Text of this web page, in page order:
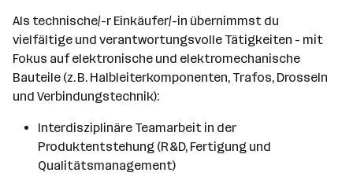
Als technische/-r Einkäufer/-in übernimmst du
vielfältige und verantwortungsvolle Tätigkeiten - mit
Fokus auf elektronische und elektromechanische
Bauteile (z. B. Halbleiterkomponenten, Trafos, Drosseln
und Verbindungstechnik):
Interdisziplinäre Teamarbeit in der
Produktentstehung (R&D, Fertigung und
Qualitätsmanagement)